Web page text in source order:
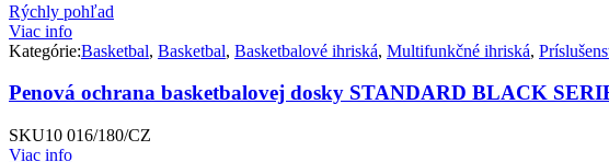
Rýchly pohľad
Viac info
Kategórie:Basketbal, Basketbal, Basketbalové ihriská, Multifunkčné ihriská,
Penová ochrana basketbalovej dosky STANDARD BLACK
SKU10 016/180/CZ
Viac info